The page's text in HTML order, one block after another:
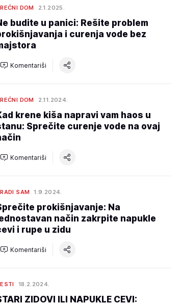
DOM 2.1.2025.
budite u panici: Rešite problem
i curenja vode bez
Komentariši
DOM 2.11.2024.
krene kiša napravi vam haos u
Sprečite curenje vode na ovaj
Komentariši
SAM 1.9.2024.
prokišnjavanje: Na
način zakrpite napukle
i rupe u zidu
Komentariši
18.2.2024.
ZIDOVI ILI NAPUKLE CEVI: